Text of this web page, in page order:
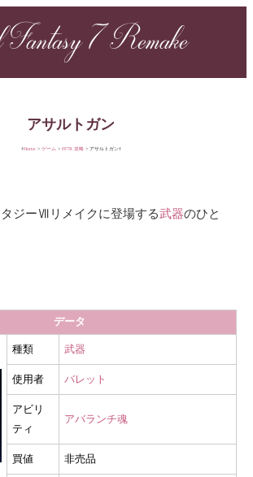
7 Remake
アサルトガン
Home ゲーム FF7R 攻略 アサルトガン
ジーⅦリメイクに登場する武器のひと
データ
種類 武器
使用者 バレット
アビリ
ティ
アバランチ魂
買値 非売品